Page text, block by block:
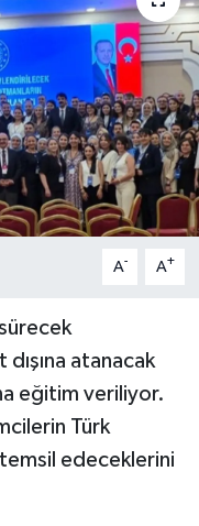
A- A+
atanacak
eğitim veriliyor.
Türk
temsil edeceklerini